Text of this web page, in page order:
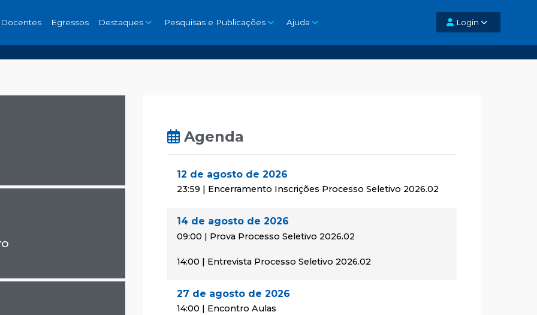
Docentes Egressos Destaques Pesquisas e Publicações Ajuda Login
Agenda
12 de agosto de 2026
23:59 | Encerramento Inscrições Processo Seletivo 2026.02
14 de agosto de 2026
09:00 | Prova Processo Seletivo 2026.02
14:00 | Entrevista Processo Seletivo 2026.02
27 de agosto de 2026
14:00 | Encontro Aulas